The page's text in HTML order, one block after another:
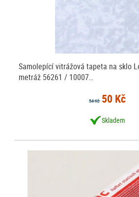
Samolepící vitrážová tapeta na sklo
metráž 56261 / 10007…
54 Kč 50 Kč
Skladem